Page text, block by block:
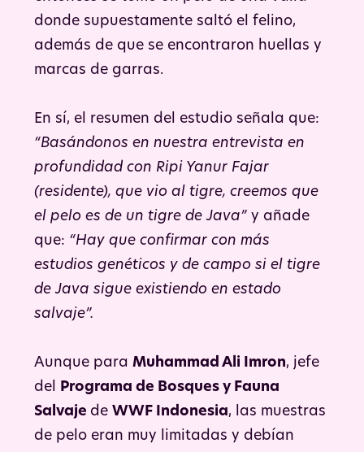
donde supuestamente saltó el felino,
además de que se encontraron huellas y
marcas de garras.
En sí, el resumen del estudio señala que:
“Basándonos en nuestra entrevista en
profundidad con Ripi Yanur Fajar
(residente), que vio al tigre, creemos que
el pelo es de un tigre de Java” y añade
que: “Hay que confirmar con más
estudios genéticos y de campo si el tigre
de Java sigue existiendo en estado
salvaje”.
Aunque para Muhammad Ali Imron, jefe
del
Programa de Bosques y Fauna
Salvaje de WWF Indonesia, las muestras
de pelo eran muy limitadas y debían